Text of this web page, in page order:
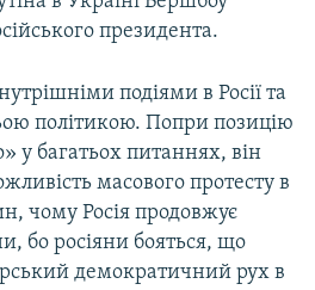
президента.
подіями в Росії та
політикою. Попри позицію
у багатьох питаннях, він
масового протесту в
чому Росія продовжує
бо росіяни бояться, що
демократичний рух в